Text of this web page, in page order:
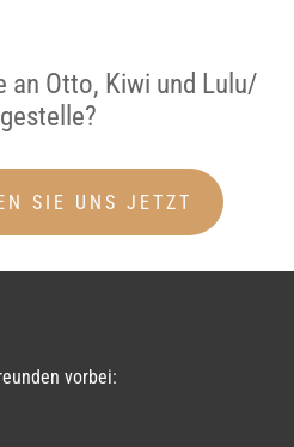
an Otto, Kiwi und Lulu/
SIE UNS JETZT
vorbei: